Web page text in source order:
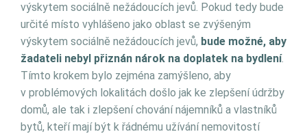
výskytem sociálně nežádoucích jevů. Pokud tedy bude
určité místo vyhlášeno jako oblast se zvýšeným
výskytem sociálně nežádoucích jevů, bude možné, aby
žadateli nebyl přiznán nárok na doplatek na bydlení.
Tímto krokem bylo zejména zamýšleno, aby
v problémových lokalitách došlo jak ke zlepšení údržby
domů, ale tak i zlepšení chování nájemníků a vlastníků
bytů, kteří mají být k řádnému užívání nemovitostí